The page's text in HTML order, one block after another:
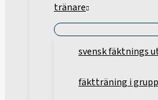
tränare
svensk fäktnings
fäktträning i grupp